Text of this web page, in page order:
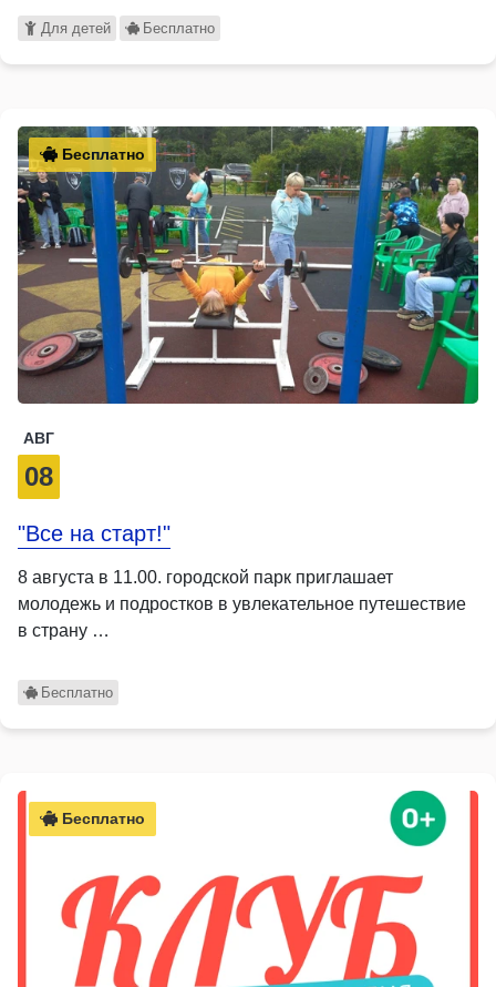
Для детей Бесплатно
Бесплатно
АВГ
08
"Все на старт!"
8 августа в 11.00. городской парк приглашает
молодежь и подростков в увлекательное путешествие
в страну …
Бесплатно
Бесплатно